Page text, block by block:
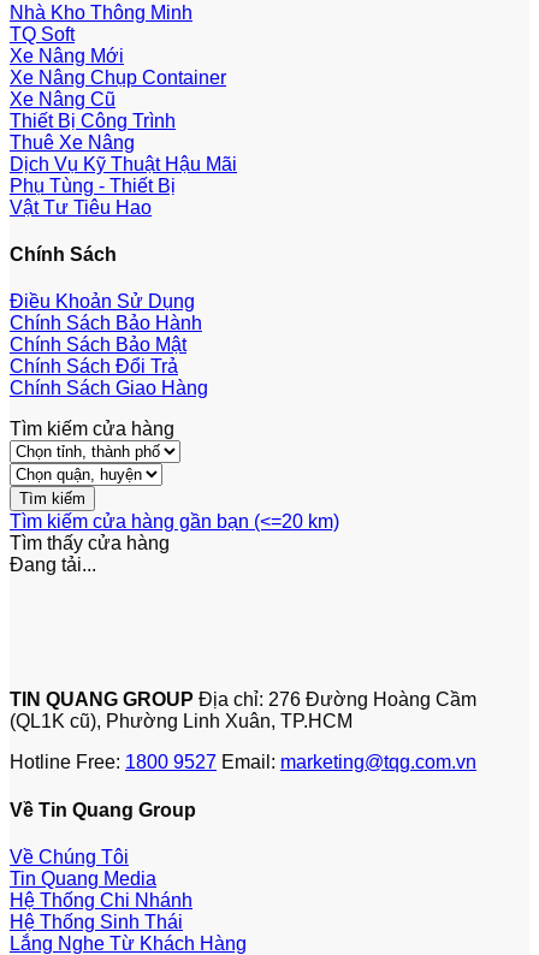
Nhà Kho Thông Minh
TQ Soft
Xe Nâng Mới
Xe Nâng Chụp Container
Xe Nâng Cũ
Thiết Bị Công Trình
Thuê Xe Nâng
Dịch Vụ Kỹ Thuật Hậu Mãi
Phụ Tùng - Thiết Bị
Vật Tư Tiêu Hao
Chính Sách
Điều Khoản Sử Dụng
Chính Sách Bảo Hành
Chính Sách Bảo Mật
Chính Sách Đổi Trả
Chính Sách Giao Hàng
Tìm kiếm cửa hàng
Tìm kiếm cửa hàng gần bạn (<=20 km)
Tìm thấy cửa hàng
Đang tải...
TIN QUANG GROUP Địa chỉ: 276 Đường Hoàng Cầm
(QL1K cũ), Phường Linh Xuân, TP.HCM
Hotline Free: 1800 9527 Email: marketing@tqg.com.vn
Về Tin Quang Group
Về Chúng Tôi
Tin Quang Media
Hệ Thống Chi Nhánh
Hệ Thống Sinh Thái
Lắng Nghe Từ Khách Hàng